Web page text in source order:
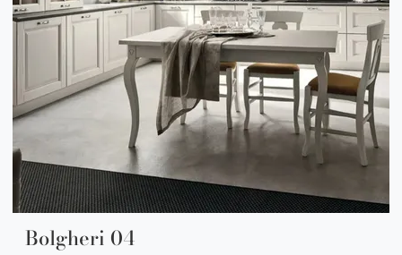
Bolgheri 04